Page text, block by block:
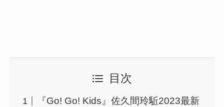
目次
『Go! Go! Kids』佐久間玲駈2023最新